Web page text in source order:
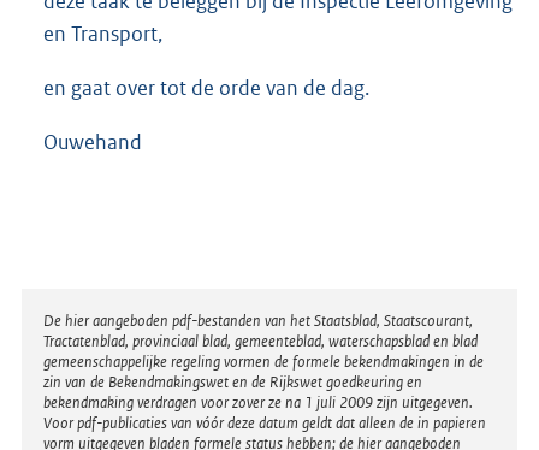
en Transport,
en gaat over tot de orde van de dag.
Ouwehand
Disclaimer
De hier aangeboden pdf-bestanden van het Staatsblad, Staatscourant,
Tractatenblad, provinciaal blad, gemeenteblad, waterschapsblad en blad
gemeenschappelijke regeling vormen de formele bekendmakingen in de
zin van de Bekendmakingswet en de Rijkswet goedkeuring en
bekendmaking verdragen voor zover ze na 1 juli 2009 zijn uitgegeven.
Voor pdf-publicaties van vóór deze datum geldt dat alleen de in papieren
vorm uitgegeven bladen formele status hebben; de hier aangeboden